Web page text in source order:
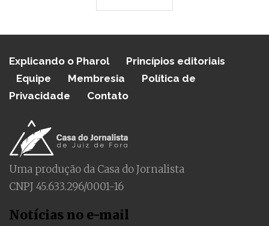
Explicando o Pharol
Princípios editoriais
Equipe
Membresia
Política de
Privacidade
Contato
Uma produção da Casa do Jornalista
CNPJ 45.633.296/0001-16
Notícias no e-mail